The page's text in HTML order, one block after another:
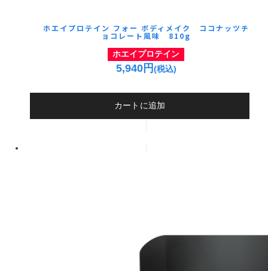
ホエイプロテイン フォー ボディメイク ココナッツチ
ョコレート風味 810g
ホエイプロテイン
5,940円(税込)
カートに追加